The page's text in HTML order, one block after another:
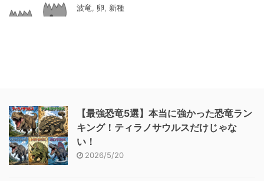
波竜
卵 新種
【最強恐竜5選】本当に強かった恐竜ラン
キング！ティラノサウルスだけじゃな
い！
2026/5/20